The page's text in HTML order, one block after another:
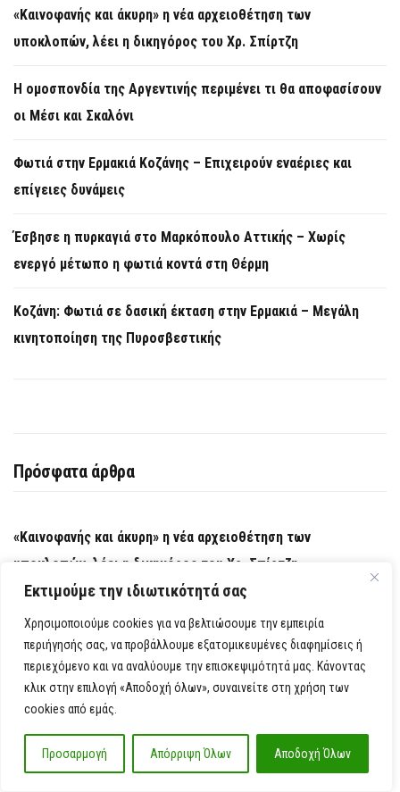
Εκτιμούμε την ιδιωτικότητά σας
Χρησιμοποιούμε cookies για να βελτιώσουμε την εμπειρία
περιήγησής σας, να προβάλλουμε εξατομικευμένες διαφημίσεις ή
περιεχόμενο και να αναλύουμε την επισκεψιμότητά μας. Κάνοντας
κλικ στην επιλογή «Αποδοχή όλων», συναινείτε στη χρήση των
cookies από εμάς.
Προσαρμογή Απόρριψη Όλων Αποδοχή Όλων
«Καινοφανής και άκυρη» η νέα αρχειοθέτηση των
υποκλοπών, λέει η δικηγόρος του Χρ. Σπίρτζη
Η ομοσπονδία της Αργεντινής περιμένει τι θα αποφασίσουν
οι Μέσι και Σκαλόνι
Φωτιά στην Ερμακιά Κοζάνης – Επιχειρούν εναέριες και
επίγειες δυνάμεις
Έσβησε η πυρκαγιά στο Μαρκόπουλο Αττικής – Χωρίς
ενεργό μέτωπο η φωτιά κοντά στη Θέρμη
Κοζάνη: Φωτιά σε δασική έκταση στην Ερμακιά – Μεγάλη
κινητοποίηση της Πυροσβεστικής
Πρόσφατα άρθρα
«Καινοφανής και άκυρη» η νέα αρχειοθέτηση των
υποκλοπών, λέει η δικηγόρος του Χρ. Σπίρτζη
οι Μέσι και Σκαλόνι
Φωτιά στην Ερμακιά Κοζάνης – Επιχειρούν εναέριες και
επίγειες δυνάμεις
Έσβησε η πυρκαγιά στο Μαρκόπουλο Αττικής – Χωρίς